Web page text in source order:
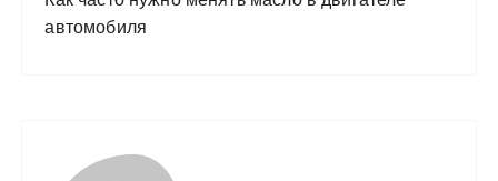
автомобиля